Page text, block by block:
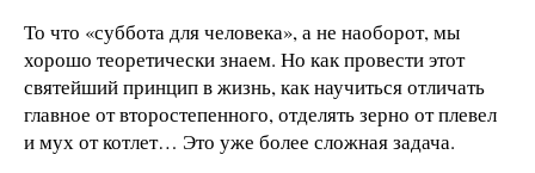
То что «суббота для человека», а не наоборот, мы
хорошо теоретически знаем. Но как провести этот
святейший принцип в жизнь, как научиться отличать
главное от второстепенного, отделять зерно от плевел
и мух от котлет… Это уже более сложная задача.